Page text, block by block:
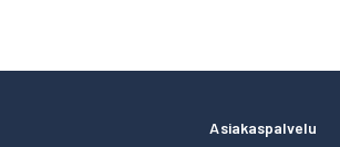
Asiakaspalvelu